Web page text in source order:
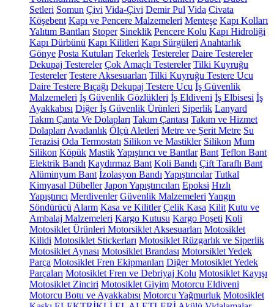
Setleri Somun Çivi Vida-Çivi Demir Pul Vida Civata
Köşebent Kapı ve Pencere Malzemeleri Menteşe Kapı Kolları
Yalıtım Bantları Stoper Sineklik Pencere Kolu Kapı Hidroliği
Kapı Dürbünü Kapı Kilitleri Kapı Sürgüleri Anahtarlık
Gönye Posta Kutuları Tekerlek Testereler Daire Testereler
Dekupaj Testereler Çok Amaçlı Testereler Tilki Kuyruğu
Testereler Testere Aksesuarları Tilki Kuyruğu Testere Ucu
Daire Testere Bıçağı Dekupaj Testere Ucu İş Güvenlik
Malzemeleri İş Güvenlik Gözlükleri İş Eldiveni İş Elbisesi İş
Ayakkabısı Diğer İş Güvenlik Ürünleri Siperlik Lanyard
Takım Çanta Ve Dolapları Takım Çantası Takım ve Hizmet
Dolapları Avadanlık Ölçü Aletleri Metre ve Şerit Metre Su
Terazisi Oda Termostatı Silikon ve Mastikler Silikon Mum
Silikon Köpük MastikYapıştırıcı ve Bantlar Bant Teflon Bant
Elektrik Bandı Kaydırmaz Bant Koli Bandı Çift Taraflı Bant
Alüminyum Bant İzolasyon Bandı Yapıştırıcılar Tutkal
Kimyasal Dübeller Japon Yapıştırıcıları Epoksi Hızlı
Yapıştırıcı Merdivenler Güvenlik Malzemeleri Yangın
Söndürücü Alarm Kasa ve Kilitler Çelik Kasa Kilit Kutu ve
Ambalaj Malzemeleri Kargo Kutusu Kargo Poşeti Koli
Motosiklet Ürünleri Motorsiklet Aksesuarları Motosiklet
Kilidi Motosiklet Stickerları Motosiklet Rüzgarlık ve Siperlik
Motosiklet Aynası Motosiklet Brandası Motorsiklet Yedek
Parça Motosiklet Fren Ekipmanları Diğer Motosiklet Yedek
Parçaları Motosiklet Fren ve Debriyaj Kolu Motosiklet Kayışı
Motosiklet Zinciri Motosiklet Giyim Motorcu Eldiveni
Motorcu Botu ve Ayakkabısı Motorcu Yağmurluk Motosiklet